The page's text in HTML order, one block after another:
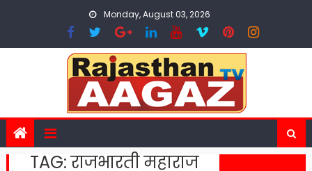
Monday, August 03, 2026
TAG:राजभारती महाराज